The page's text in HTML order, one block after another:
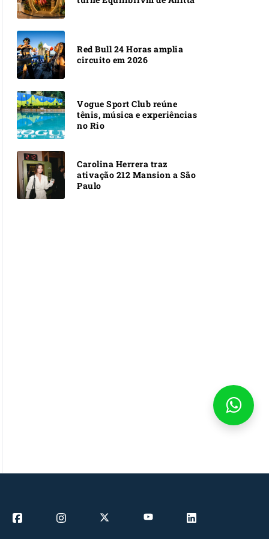
Red Bull 24 Horas amplia
circuito em 2026
Vogue Sport Club reúne
tênis, música e experiências
no Rio
Carolina Herrera traz
ativação 212 Mansion a São
Paulo